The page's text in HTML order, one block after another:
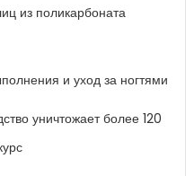
из поликарбоната
и уход за ногтями
уничтожает более 120